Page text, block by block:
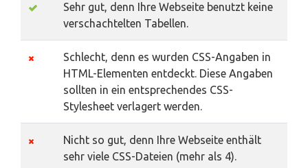
Sehr gut, denn Ihre Webseite benutzt keine
verschachtelten Tabellen.
Schlecht, denn es wurden CSS-Angaben in
HTML-Elementen entdeckt. Diese Angaben
sollten in ein entsprechendes CSS-
Stylesheet verlagert werden.
Nicht so gut, denn Ihre Webseite enthält
sehr viele CSS-Dateien (mehr als 4).